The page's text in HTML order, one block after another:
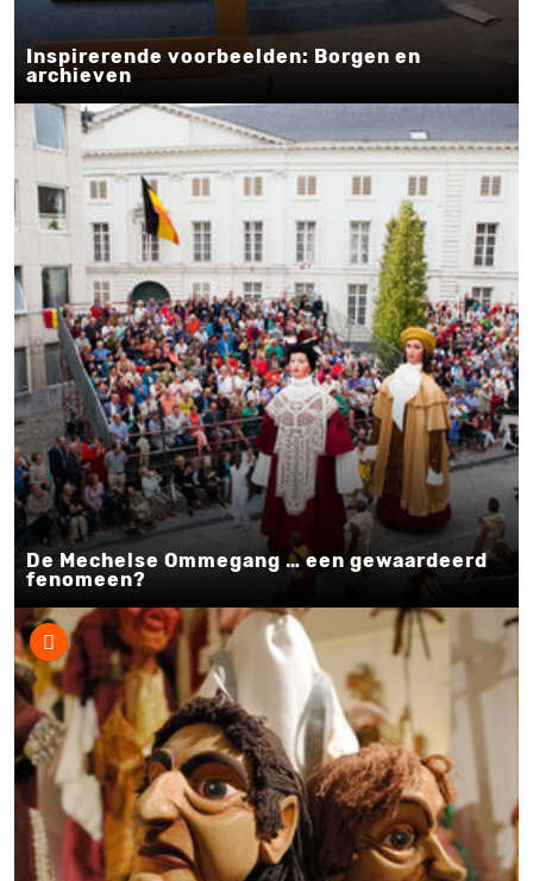
Inspirerende voorbeelden: Borgen en
archieven
De Mechelse Ommegang … een gewaardeerd
fenomeen?